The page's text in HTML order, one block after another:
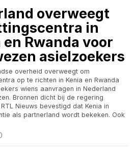
overweegt
in
en Rwanda voor
asielzoekers
overheid overweegt om
op te richten in Kenia en Rwanda
wiens aanvragen in Nederland
Bronnen dicht bij de regering
Nieuws bevestigd dat Kenia in
als partnerland wordt bekeken. Ook